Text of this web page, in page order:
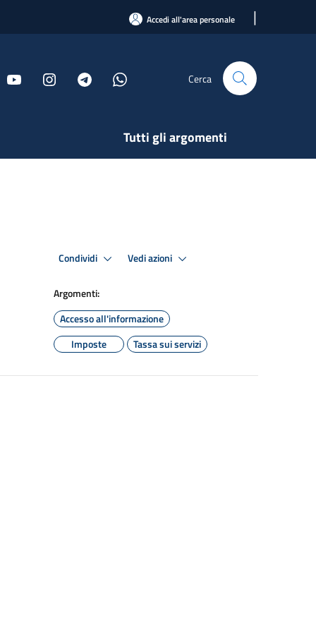
Accedi all'area personale |
Cerca
Tutti gli argomenti
Condividi Vedi azioni
Argomenti:
Accesso all'informazione
Imposte
Tassa sui servizi